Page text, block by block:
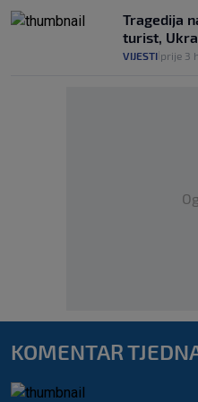
Tragedija
turist,
VIJESTI prije 3 h
KOMENTAR